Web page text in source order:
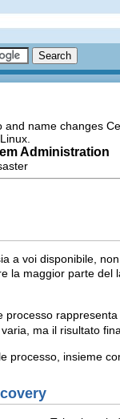
name changes
Administration
a voi disponibile,
maggior parte del
processo
ma il risultato
processo, insieme